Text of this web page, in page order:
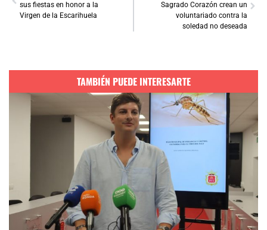
sus fiestas en honor a la
Virgen de la Escarihuela
Sagrado Corazón crean un
voluntariado contra la
soledad no deseada
TAMBIÉN PUEDE INTERESARTE